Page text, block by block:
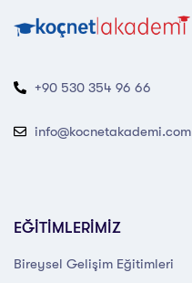
+90 530 354 96 66
info@kocnetakademi.com
EĞİTİMLERİMİZ
Bireysel Gelişim Eğitimleri